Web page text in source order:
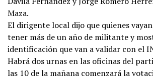
Maza.
El dirigente local dijo que quienes
tener más de un año de militante y
identificación que van a validar con el
Habrá dos urnas en las oficinas del
las 10 de la mañana comenzará la